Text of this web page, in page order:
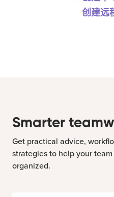
创建远
Smarter
Get practical advice,
strategies to help your
organized.